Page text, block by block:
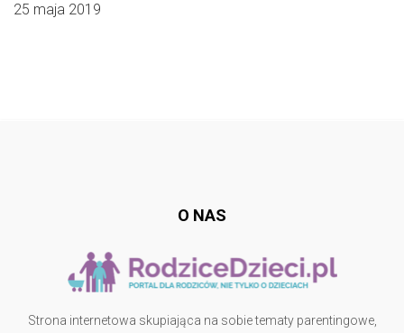
25 maja 2019
O NAS
Strona internetowa skupiająca na sobie tematy parentingowe,